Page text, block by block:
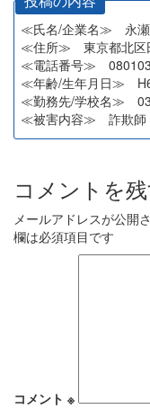
≪氏名/企業名≫ 永瀬
≪住所≫ 東京都北区
≪電話番号≫
≪年齢/生年月日≫
≪勤務先/学校名≫
≪被害内容≫ 詐欺師
コメントを
メールアドレスが公開
欄は必須項目です
コメント ※